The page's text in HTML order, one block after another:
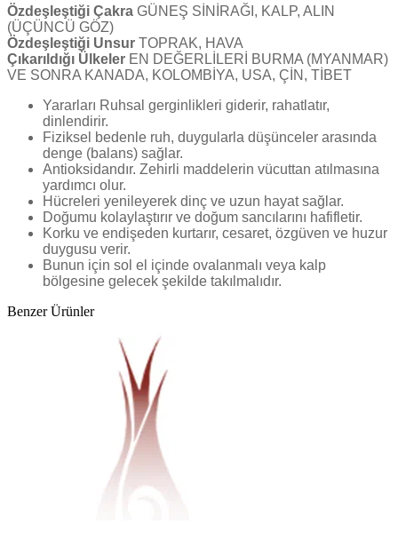
Özdeşleştiği Çakra GÜNEŞ SİNİRAĞI, KALP, ALIN
(ÜÇÜNCÜ GÖZ)
Özdeşleştiği Unsur TOPRAK, HAVA
Çıkarıldığı Ülkeler EN DEĞERLİLERİ BURMA (MYANMAR)
VE SONRA KANADA, KOLOMBİYA, USA, ÇİN, TİBET
Yararları Ruhsal gerginlikleri giderir, rahatlatır,
dinlendirir.
Fiziksel bedenle ruh, duygularla düşünceler arasında
denge (balans) sağlar.
Antioksidandır. Zehirli maddelerin vücuttan atılmasına
yardımcı olur.
Hücreleri yenileyerek dinç ve uzun hayat sağlar.
Doğumu kolaylaştırır ve doğum sancılarını hafifletir.
Korku ve endişeden kurtarır, cesaret, özgüven ve huzur
duygusu verir.
Bunun için sol el içinde ovalanmalı veya kalp
bölgesine gelecek şekilde takılmalıdır.
Benzer Ürünler